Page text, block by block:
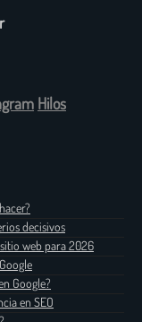
Hilos
decisivos
web para 2026
Google?
en SEO